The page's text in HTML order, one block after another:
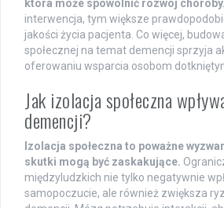
która może spowolnić rozwój choroby.
interwencja, tym większe
jakości życia pacjenta. Co więcej,
społecznej na temat demencji sprzyja
oferowaniu wsparcia osobom
Jak izolacja społeczna
demencji?
Izolacja społeczna to poważne
skutki mogą być zaskakujące.
międzyludzkich nie tylko negatywnie
samopoczucie, ale również zwiększa